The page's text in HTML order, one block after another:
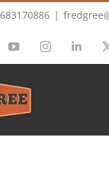
|
YouTubeInstagram